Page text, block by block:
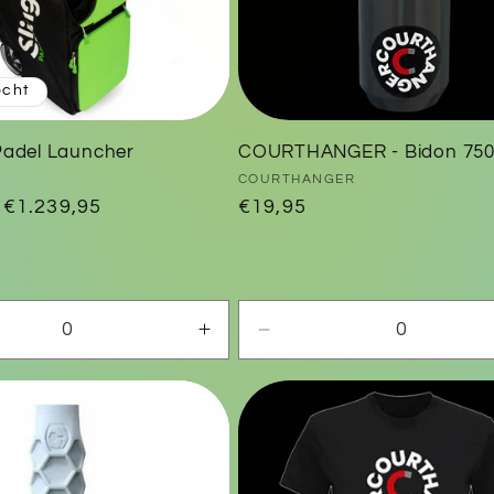
Launcher
Aanbiedingsprijs
€1.239,95
Aantal
verhogen
voor
Default
COURTHANGER - Bidon
Verkoper:
COURTHANGER
Normale
€19,95
verlagen
voor
Default
Title